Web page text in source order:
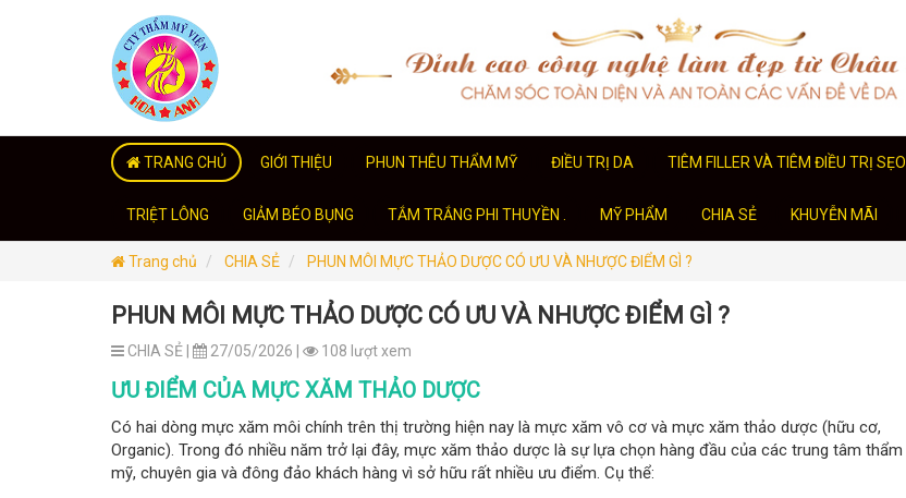
TRANG CHỦ GIỚI THIỆU PHUN THÊU THẨM MỸ ĐIỀU TRỊ DA TIÊM FILLER VÀ TIÊM ĐIỀU TRỊ SẸO
TRIỆT LÔNG GIẢM BÉO BỤNG TẮM TRẮNG PHI THUYỀN . MỸ PHẨM CHIA SẺ KHUYỄN MÃI
Trang chủ CHIA SẺ PHUN MÔI MỰC THẢO DƯỢC CÓ ƯU VÀ NHƯỢC ĐIỂM GÌ ?
PHUN MÔI MỰC THẢO DƯỢC CÓ ƯU VÀ NHƯỢC ĐIỂM GÌ ?
CHIA SẺ | 27/05/2026 | 108 lượt xem
ƯU ĐIỂM CỦA MỰC XĂM THẢO DƯỢC
Có hai dòng mực xăm môi chính trên thị trường hiện nay là mực xăm vô cơ và mực xăm thảo dược (hữu cơ,
Organic). Trong đó nhiều năm trở lại đây, mực xăm thảo dược là sự lựa chọn hàng đầu của các trung tâm thẩm
mỹ, chuyên gia và đông đảo khách hàng vì sở hữu rất nhiều ưu điểm. Cụ thể: